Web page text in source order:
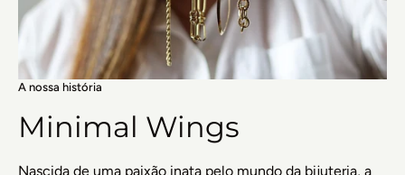
A nossa história
Minimal Wings
Nascida de uma paixão inata pelo mundo da bijuteria, a